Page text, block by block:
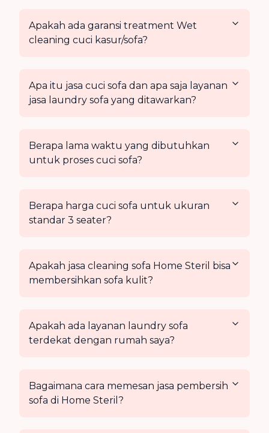
Apakah ada garansi treatment Wet
cleaning cuci kasur/sofa?
Apa itu jasa cuci sofa dan apa saja layanan
jasa laundry sofa yang ditawarkan?
Berapa lama waktu yang dibutuhkan
untuk proses cuci sofa?
Berapa harga cuci sofa untuk ukuran
standar 3 seater?
Apakah jasa cleaning sofa Home Steril bisa
membersihkan sofa kulit?
Apakah ada layanan laundry sofa
terdekat dengan rumah saya?
Bagaimana cara memesan jasa pembersih
sofa di Home Steril?